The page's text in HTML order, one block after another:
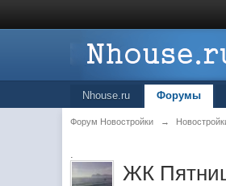
Nhouse.ru Форумы
Форум Новостройки →
.
ЖК